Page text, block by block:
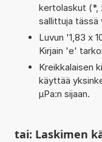
kertolaskut (*,
sallittuja tässä
Luvun '1,83 x
Kirjain 'e'
Kreikkalaisen
käyttää
µPa:n sijaan.
tai: Laskimen